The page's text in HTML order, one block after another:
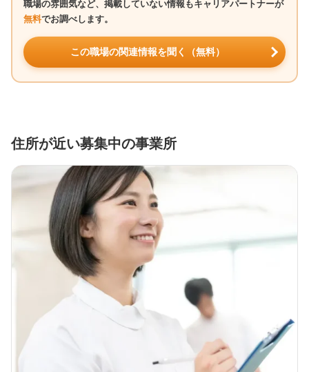
職場の雰囲気など、掲載していない情報もキャリアパートナーが
無料でお調べします。
この職場の関連情報を聞く（無料）
住所が近い募集中の事業所